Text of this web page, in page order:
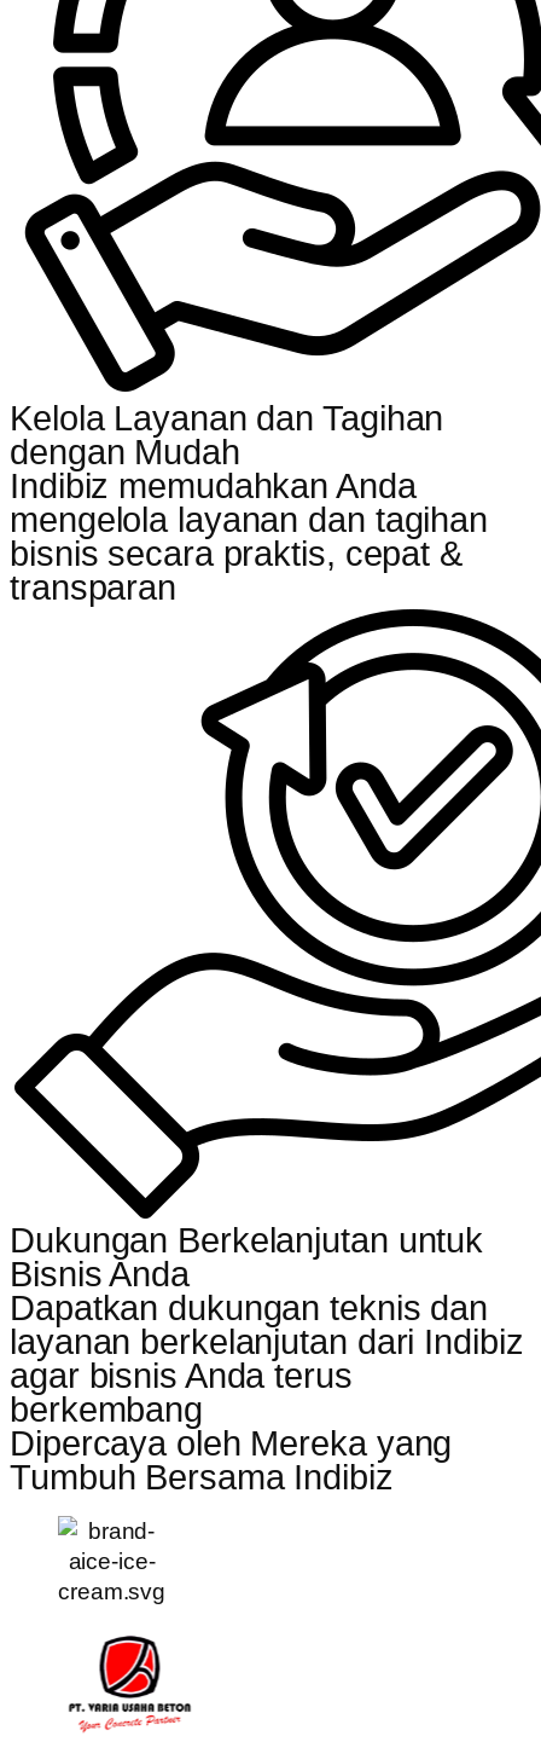
Kelola Layanan dan Tagihan
dengan Mudah
Indibiz memudahkan Anda
mengelola layanan dan tagihan
bisnis secara praktis, cepat &
transparan
Dukungan Berkelanjutan untuk
Bisnis Anda
Dapatkan dukungan teknis dan
layanan berkelanjutan dari Indibiz
agar bisnis Anda terus
berkembang
Dipercaya oleh Mereka yang
Tumbuh Bersama Indibiz